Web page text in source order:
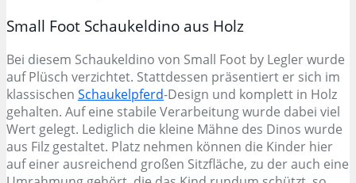
Small Foot Schaukeldino aus Holz
Bei diesem Schaukeldino von Small Foot by Legler wurde
auf Plüsch verzichtet. Stattdessen präsentiert er sich im
klassischen Schaukelpferd-Design und komplett in Holz
gehalten. Auf eine stabile Verarbeitung wurde dabei viel
Wert gelegt. Lediglich die kleine Mähne des Dinos wurde
aus Filz gestaltet. Platz nehmen können die Kinder hier
auf einer ausreichend großen Sitzfläche, zu der auch eine